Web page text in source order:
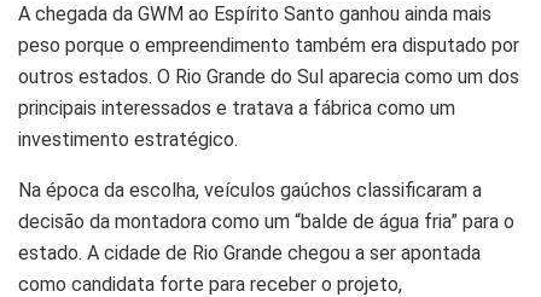
A chegada da GWM ao Espírito Santo ganhou ainda mais
peso porque o empreendimento também era disputado por
outros estados. O Rio Grande do Sul aparecia como um dos
principais interessados e tratava a fábrica como um
investimento estratégico.
Na época da escolha, veículos gaúchos classificaram a
decisão da montadora como um “balde de água fria” para o
estado. A cidade de Rio Grande chegou a ser apontada
como candidata forte para receber o projeto,